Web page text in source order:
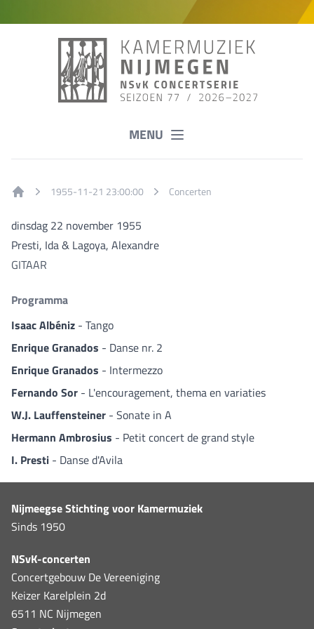
MENU
1955-11-21 23:00:00 Concerten
dinsdag 22 november 1955
Presti, Ida & Lagoya, Alexandre
GITAAR
Programma
Isaac Albéniz - Tango
Enrique Granados - Danse nr. 2
Enrique Granados - Intermezzo
Fernando Sor - L'encouragement, thema en variaties
W.J. Lauffensteiner - Sonate in A
Hermann Ambrosius - Petit concert de grand style
I. Presti - Danse d'Avila
Nijmeegse Stichting voor Kamermuziek
Sinds 1950
NSvK-concerten
Concertgebouw De Vereeniging
Keizer Karelplein 2d
6511 NC Nijmegen